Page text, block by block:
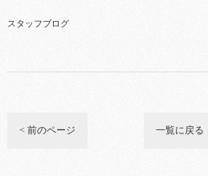
スタッフブログ
< 前のページ 一覧に戻る